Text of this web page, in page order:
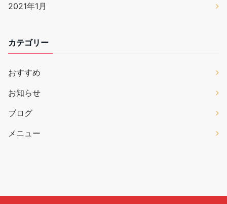
2021年1月
カテゴリー
おすすめ
お知らせ
ブログ
メニュー